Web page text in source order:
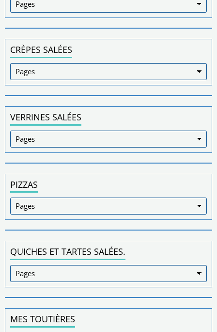
CRÈPES SALÉES
VERRINES SALÉES
PIZZAS
QUICHES ET TARTES SALÉES.
MES TOUTIÈRES